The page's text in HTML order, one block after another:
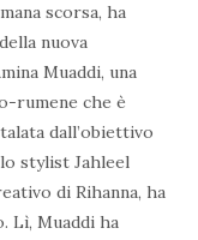
scorsa, ha
nuova
Muaddi, una
rumene che è
dall’obiettivo
stylist Jahleel
di Rihanna, ha
Lì, Muaddi ha